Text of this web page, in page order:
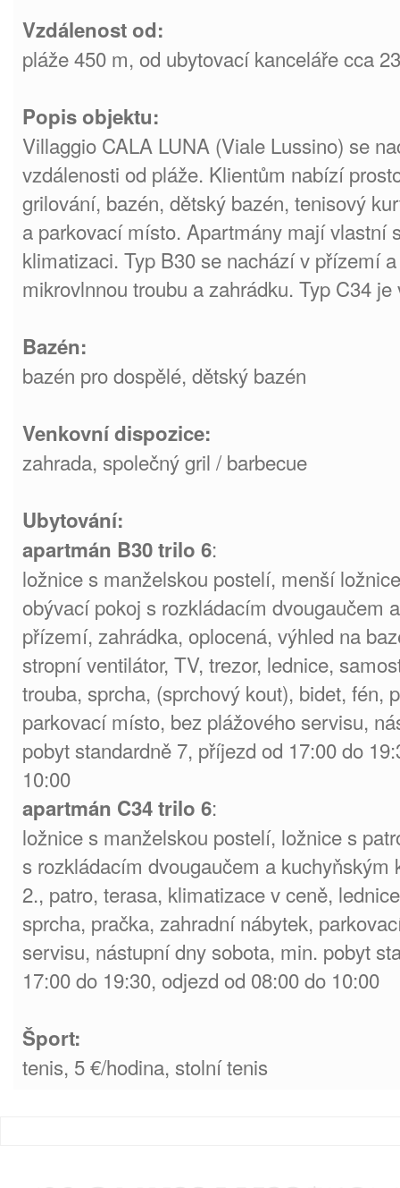
Vzdálenost od:
pláže 450 m, od ubytovací kanceláře cca
Popis objektu:
Villaggio CALA LUNA (Viale Lussino) se
vzdálenosti od pláže. Klientům nabízí
grilování, bazén, dětský bazén, tenisový
a parkovací místo. Apartmány mají vlastní
klimatizaci. Typ B30 se nachází v přízemí
mikrovlnnou troubu a zahrádku. Typ C34
Bazén:
bazén pro dospělé, dětský bazén
Venkovní dispozice:
zahrada, společný gril / barbecue
Ubytování:
apartmán B30 trilo 6:
ložnice s manželskou postelí, menší
obývací pokoj s rozkládacím dvougaučem
přízemí, zahrádka, oplocená, výhled na
stropní ventilátor, TV, trezor, lednice,
trouba, sprcha, (sprchový kout), bidet, fén,
parkovací místo, bez plážového servisu,
pobyt standardně 7, příjezd od 17:00 do
10:00
apartmán C34 trilo 6:
ložnice s manželskou postelí, ložnice s
s rozkládacím dvougaučem a kuchyňským
2., patro, terasa, klimatizace v ceně,
sprcha, pračka, zahradní nábytek,
servisu, nástupní dny sobota, min. pobyt
17:00 do 19:30, odjezd od 08:00 do 10:00
Šport:
tenis, 5 €/hodina, stolní tenis